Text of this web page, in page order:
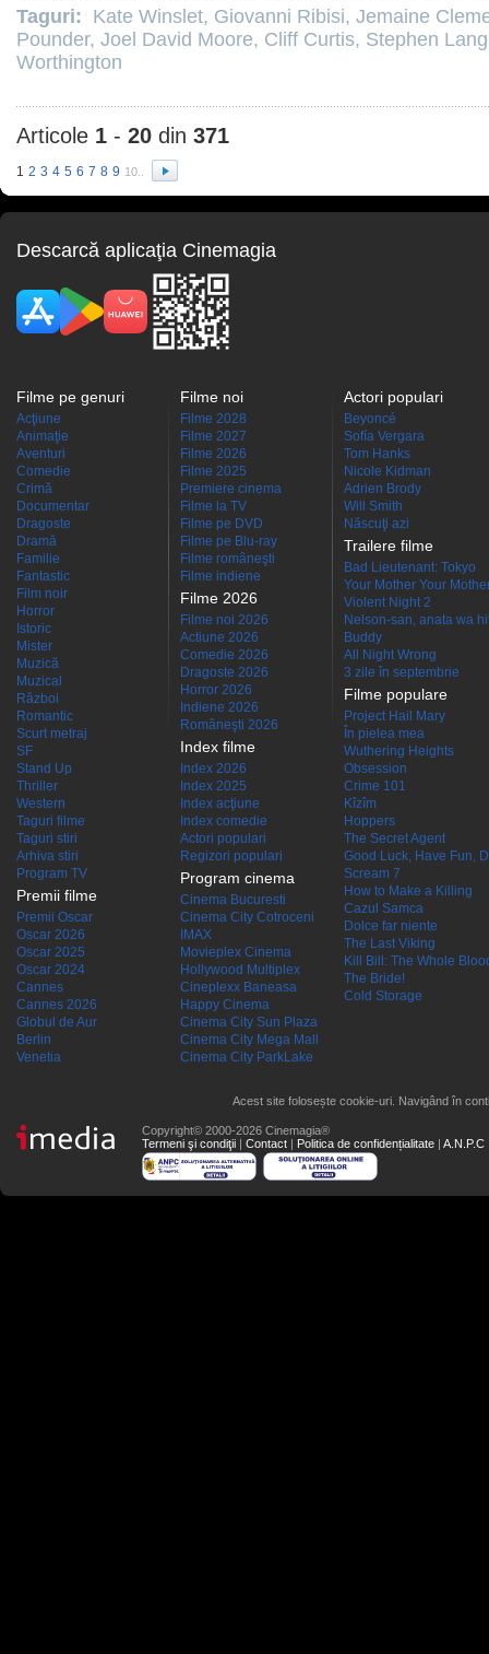
Taguri: Kate Winslet, Giovanni Ribisi, Jemaine
Pounder, Joel David Moore, Cliff Curtis, Stephen Lang
Worthington
Articole 1 - 20 din 371
1 2 3 4 5 6 7 8 9 10..
Descarcă aplicaţia Cinemagia
Filme pe genuri
Acţiune
Animaţie
Aventuri
Comedie
Crimă
Documentar
Dragoste
Dramă
Familie
Fantastic
Film noir
Horror
Istoric
Mister
Muzică
Muzical
Război
Romantic
Scurt metraj
SF
Stand Up
Thriller
Western
Taguri filme
Taguri stiri
Arhiva stiri
Program TV
Premii filme
Premii Oscar
Oscar 2026
Oscar 2025
Oscar 2024
Cannes
Cannes 2026
Globul de Aur
Berlin
Venetia
Filme noi
Filme 2028
Filme 2027
Filme 2026
Filme 2025
Premiere cinema
Filme la TV
Filme pe DVD
Filme pe Blu-ray
Filme româneşti
Filme indiene
Filme 2026
Filme noi 2026
Actiune 2026
Comedie 2026
Dragoste 2026
Horror 2026
Indiene 2026
Româneşti 2026
Index filme
Index 2026
Index 2025
Index acţiune
Index comedie
Actori populari
Regizori populari
Program cinema
Cinema Bucuresti
Cinema City Cotroceni
IMAX
Movieplex Cinema
Hollywood Multiplex
Cineplexx Baneasa
Happy Cinema
Cinema City Sun Plaza
Cinema City Mega Mall
Cinema City ParkLake
Actori populari
Beyoncé
Sofía Vergara
Tom Hanks
Nicole Kidman
Adrien Brody
Will Smith
Născuţi azi
Trailere filme
Bad Lieutenant: Tokyo
Your Mother Your
Violent Night 2
Nelson-san, anata wa
Buddy
All Night Wrong
3 zile în septembrie
Filme populare
Project Hail Mary
În pielea mea
Wuthering Heights
Obsession
Crime 101
Kîzîm
Hoppers
The Secret Agent
Good Luck, Have Fun,
Scream 7
How to Make a Killing
Cazul Samca
Dolce far niente
The Last Viking
Kill Bill: The Whole
The Bride!
Cold Storage
Acest site folosește cookie-uri. Navigând în
Copyright© 2000-2026 Cinemagia®
Termeni şi condiţii | Contact | Politica de confidențialitate | A.N.P.C